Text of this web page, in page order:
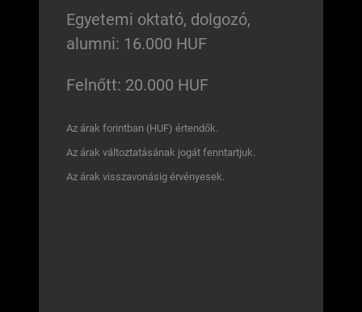
Egyetemi oktató, dolgozó,
alumni: 16.000 HUF
Felnőtt: 20.000 HUF
Az árak forintban (HUF) értendők.
Az árak változtatásának jogát fenntartjuk.
Az árak visszavonásig érvényesek.